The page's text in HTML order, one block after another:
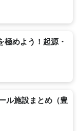
極めよう！起源・
ル施設まとめ（豊